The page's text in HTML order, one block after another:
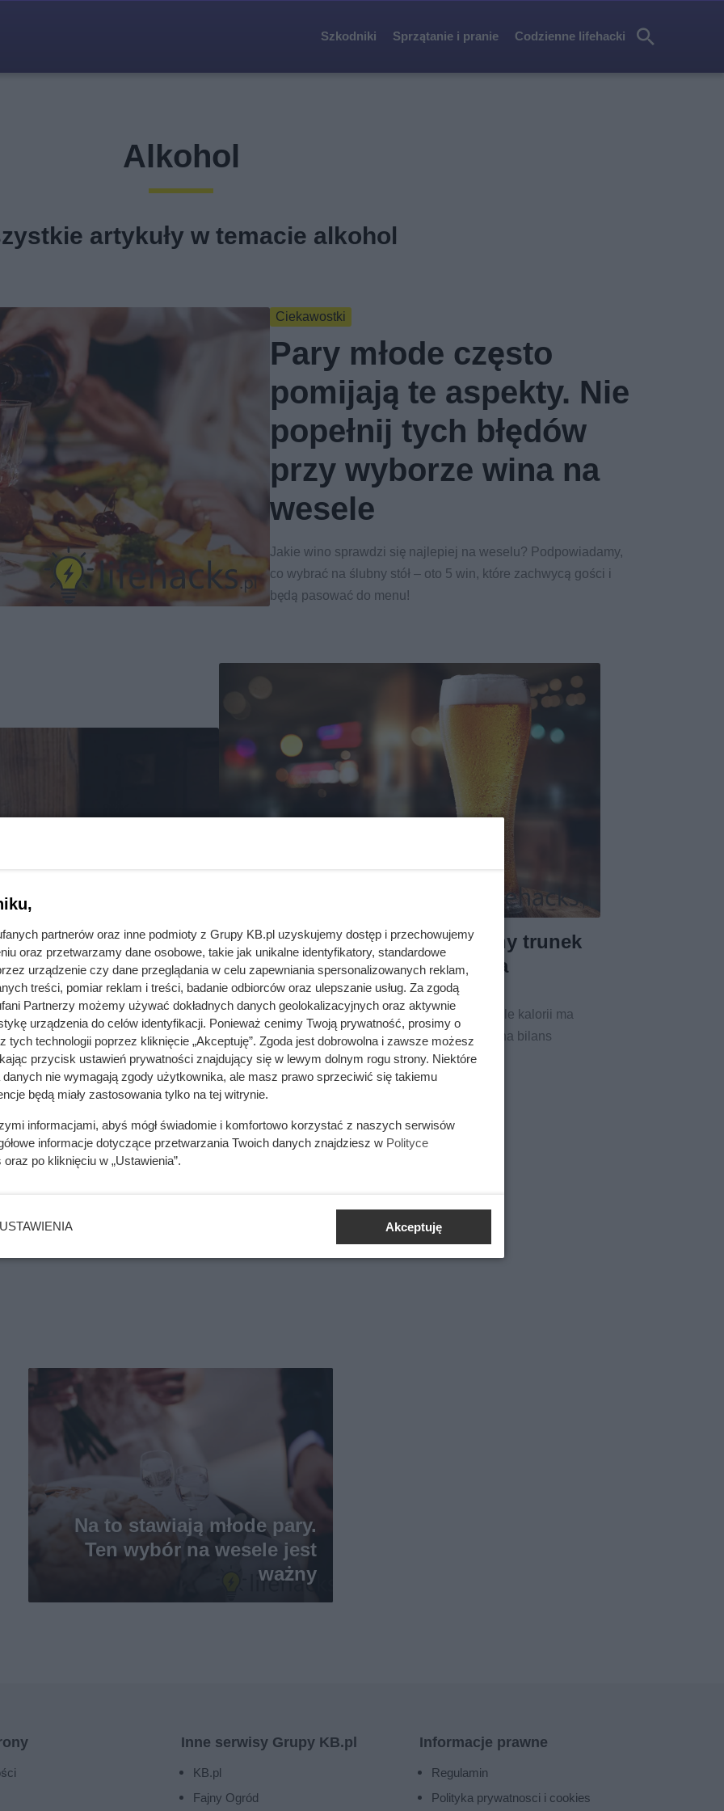
Szkodniki Sprzątanie i pranie Codzienne lifehacki
kaj
Alkohol
artykuły w temacie alkohol
Ciekawostki
Pary młode często
pomijają te aspekty. Nie
popełnij tych błędów
przy wyborze wina na
wesele
Jakie wino sprawdzi się najlepiej na weselu? Podpowiadamy,
co wybrać na ślubny stół – oto 5 win, które zachwycą gości i
będą pasować do menu!
sposobami
sprytne i skuteczne sposoby,
Jesteś na diecie? Ten popularny trunek
może zrujnować Twoje starania
Czy wiesz, ile kalorii kryje się w piwie? Sprawdź, ile kalorii ma
butelka piwa i jak różne rodzaje trunku wpływają na bilans
kaloryczny.
Na to stawiają młode pary.
Ten wybór na wesele jest
ważny
Inne serwisy Grupy KB.pl
KB.pl
Fajny Ogród
Informacje prawne
Regulamin
Polityka prywatnosci i cookies
partnerów oraz inne podmioty z Grupy KB.pl uzyskujemy dostęp i przechowujemy
oraz przetwarzamy dane osobowe, takie jak unikalne identyfikatory, standardowe
urządzenie czy dane przeglądania w celu zapewniania spersonalizowanych reklam,
treści, pomiar reklam i treści, badanie odbiorców oraz ulepszanie usług. Za zgodą
Partnerzy możemy używać dokładnych danych geolokalizacyjnych oraz aktywnie
urządzenia do celów identyfikacji. Ponieważ cenimy Twoją prywatność, prosimy o
tych technologii poprzez kliknięcie „Akceptuję”. Zgoda jest dobrowolna i zawsze możesz
przycisk ustawień prywatności znajdujący się w lewym dolnym rogu strony. Niektóre
danych nie wymagają zgody użytkownika, ale masz prawo sprzeciwić się takiemu
będą miały zastosowania tylko na tej witrynie.
informacjami, abyś mógł świadomie i komfortowo korzystać z naszych serwisów
informacje dotyczące przetwarzania Twoich danych znajdziesz w Polityce
oraz po kliknięciu w „Ustawienia”.
USTAWIENIA Akceptuję